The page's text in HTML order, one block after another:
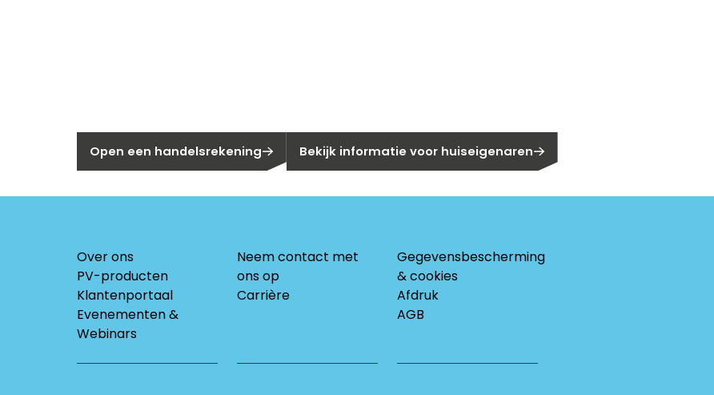
Open een handelsrekening Bekijk informatie voor huiseigenaren
Over ons
PV-producten
Klantenportaal
Evenementen &
Webinars
Neem contact met
ons op
Carrière
Gegevensbescherming
& cookies
Afdruk
AGB